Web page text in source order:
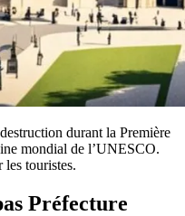
durant la Première
mondial de l’UNESCO.
touristes.
Préfecture